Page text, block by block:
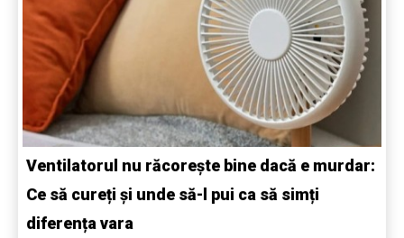
Ventilatorul nu răcorește bine dacă e murdar:
Ce să cureți și unde să-l pui ca să simți
diferența vara